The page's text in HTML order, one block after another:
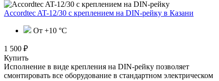
Accordtec AT-12/30 с креплением на DIN-рейку в Казани
От +10 °С
1 500 ₽
Купить
Исполнение в виде крепления на DIN-рейку позволяет
смонтировать все оборудование в стандартном электрическом